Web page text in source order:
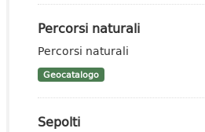
Percorsi naturali
Percorsi naturali
Geocatalogo
Sepolti